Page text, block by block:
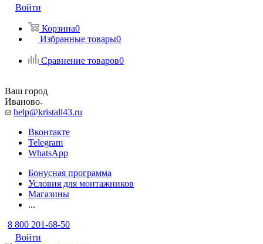
Войти
Корзина0
Избранные товары0
Сравнение товаров0
Ваш город
Иваново
help@kristall43.ru
Вконтакте
Telegram
WhatsApp
Бонусная программа
Условия для монтажников
Магазины
...
8 800 201-68-50
Войти